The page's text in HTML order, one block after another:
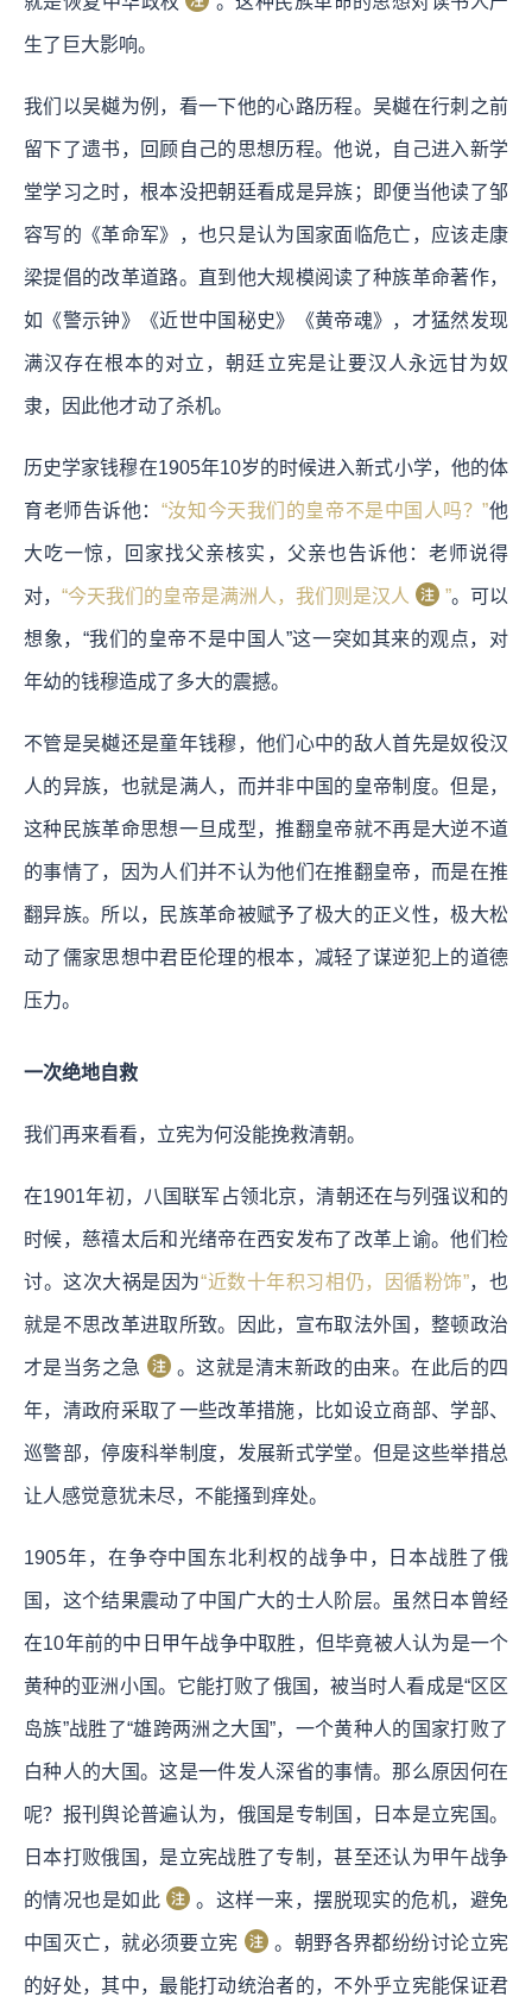
生了巨大影响。
我们以吴樾为例，看一下他的心路历程。吴樾在行刺之前
留下了遗书，回顾自己的思想历程。他说，自己进入新学
堂学习之时，根本没把朝廷看成是异族；即便当他读了邹
容写的《革命军》，也只是认为国家面临危亡，应该走康
梁提倡的改革道路。直到他大规模阅读了种族革命著作，
如《警示钟》《近世中国秘史》《黄帝魂》，才猛然发现
满汉存在根本的对立，朝廷立宪是让要汉人永远甘为奴
隶，因此他才动了杀机。
历史学家钱穆在1905年10岁的时候进入新式小学，他的体
育老师告诉他： “汝知今天我们的皇帝不是中国人吗？”他
大吃一惊，回家找父亲核实，父亲也告诉他：老师说得
对， “今天我们的皇帝是满洲人，我们则是汉人 ”。可以
想象，“我们的皇帝不是中国人”这一突如其来的观点，对
年幼的钱穆造成了多大的震撼。
不管是吴樾还是童年钱穆，他们心中的敌人首先是奴役汉
人的异族，也就是满人，而并非中国的皇帝制度。但是，
这种民族革命思想一旦成型，推翻皇帝就不再是大逆不道
的事情了，因为人们并不认为他们在推翻皇帝，而是在推
翻异族。所以，民族革命被赋予了极大的正义性，极大松
动了儒家思想中君臣伦理的根本，减轻了谋逆犯上的道德
压力。
一次绝地自救
我们再来看看，立宪为何没能挽救清朝。
在1901年初，八国联军占领北京，清朝还在与列强议和的
时候，慈禧太后和光绪帝在西安发布了改革上谕。他们检
讨。这次大祸是因为“近数十年积习相仍，因循粉饰”，也
就是不思改革进取所致。因此，宣布取法外国，整顿政治
才是当务之急 。这就是清末新政的由来。在此后的四
年，清政府采取了一些改革措施，比如设立商部、学部、
巡警部，停废科举制度，发展新式学堂。但是这些举措总
让人感觉意犹未尽，不能搔到痒处。
1905年，在争夺中国东北利权的战争中，日本战胜了俄
国，这个结果震动了中国广大的士人阶层。虽然日本曾经
在10年前的中日甲午战争中取胜，但毕竟被人认为是一个
黄种的亚洲小国。它能打败了俄国，被当时人看成是“区区
岛族”战胜了“雄跨两洲之大国”，一个黄种人的国家打败了
白种人的大国。这是一件发人深省的事情。那么原因何在
呢？报刊舆论普遍认为，俄国是专制国，日本是立宪国。
日本打败俄国，是立宪战胜了专制，甚至还认为甲午战争
的情况也是如此 。这样一来，摆脱现实的危机，避免
中国灭亡，就必须要立宪 。朝野各界都纷纷讨论立宪
的好处，其中，最能打动统治者的，不外乎立宪能保证君